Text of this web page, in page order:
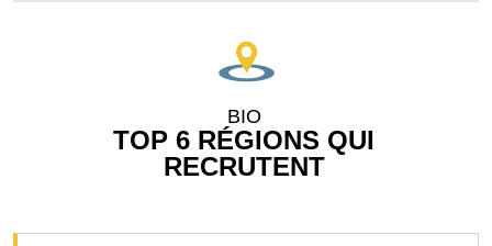
BIO
TOP 6 RÉGIONS QUI
RECRUTENT